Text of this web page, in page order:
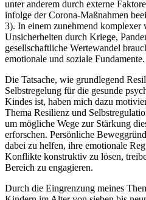
unter anderem durch externe
infolge der Corona-Maßnahmen
3). In einem zunehmend komplexer
Unsicherheiten durch Kriege,
gesellschaftliche Wertewandel
emotionale und soziale Fundamente.
Die Tatsache, wie grundlegend
Selbstregelung für die gesunde
Kindes ist, haben mich dazu
Thema Resilienz und
um mögliche Wege zur Stärkung
erforschen. Persönliche
dabei zu helfen, ihre emotionale
Konflikte konstruktiv zu lösen,
Bereich zu engagieren.
Durch die Eingrenzung meines